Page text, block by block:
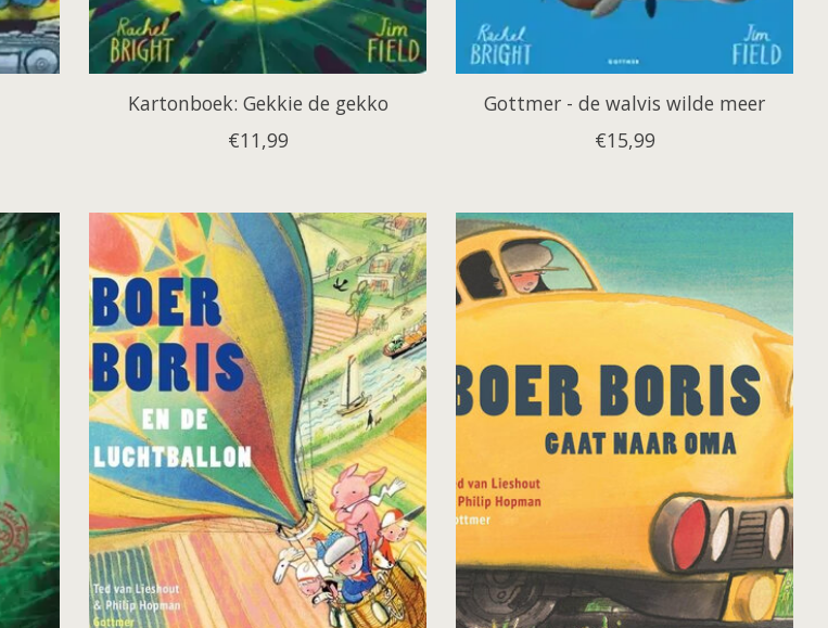
Kartonboek: Gekkie de gekko
€11,99
Gottmer - de walvis wilde meer
€15,99